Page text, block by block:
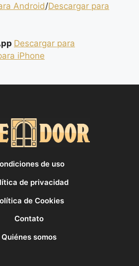
Android/Descargar para
Descargar para
iPhone
de uso
de privacidad
de Cookies
Contato
Quiénes somos